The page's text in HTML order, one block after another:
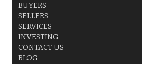
BUYERS
SELLERS
SERVICES
INVESTING
CONTACT US
BLOG